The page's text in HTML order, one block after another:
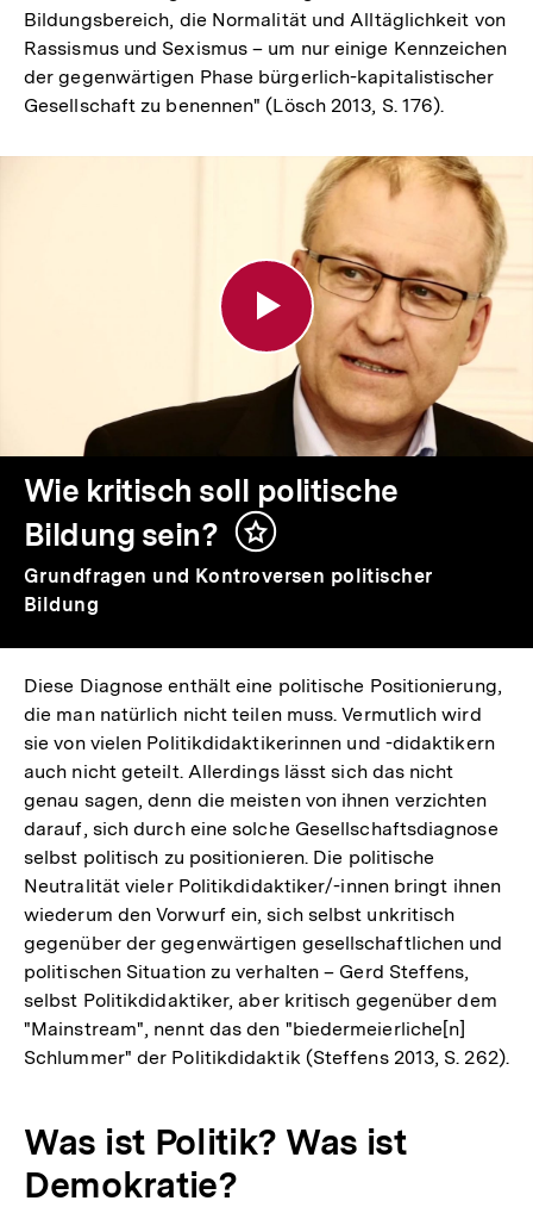
Bildungsbereich, die Normalität und Alltäglichkeit von
Rassismus und Sexismus – um nur einige Kennzeichen
der gegenwärtigen Phase bürgerlich-kapitalistischer
Gesellschaft zu benennen" (Lösch 2013, S. 176).
Wie kritisch soll politische
Bildung sein?
Inhalt
merken
Grundfragen und Kontroversen politischer
Bildung
Diese Diagnose enthält eine politische Positionierung,
die man natürlich nicht teilen muss. Vermutlich wird
sie von vielen Politikdidaktikerinnen und -didaktikern
auch nicht geteilt. Allerdings lässt sich das nicht
genau sagen, denn die meisten von ihnen verzichten
darauf, sich durch eine solche Gesellschaftsdiagnose
selbst politisch zu positionieren. Die politische
Neutralität vieler Politikdidaktiker/-innen bringt ihnen
wiederum den Vorwurf ein, sich selbst unkritisch
gegenüber der gegenwärtigen gesellschaftlichen und
politischen Situation zu verhalten – Gerd Steffens,
selbst Politikdidaktiker, aber kritisch gegenüber dem
"Mainstream", nennt das den "biedermeierliche[n]
Schlummer" der Politikdidaktik (Steffens 2013, S. 262).
Was ist Politik? Was ist
Demokratie?